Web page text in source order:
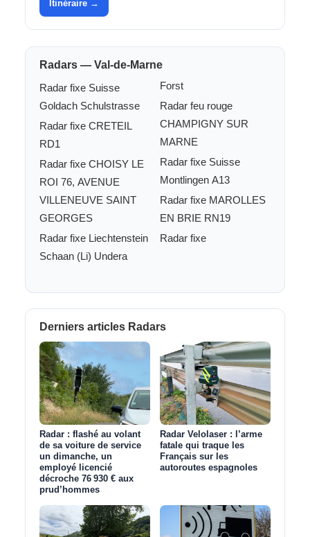
Itinéraire →
Radars — Val-de-Marne
Radar fixe Suisse
Goldach Schulstrasse
Radar fixe CRETEIL
RD1
Radar fixe CHOISY LE
ROI 76, AVENUE
VILLENEUVE SAINT
GEORGES
Radar fixe Liechtenstein
Schaan (Li) Undera
Forst
Radar feu rouge
CHAMPIGNY SUR
MARNE
Radar fixe Suisse
Montlingen A13
Radar fixe MAROLLES
EN BRIE RN19
Radar fixe
Derniers articles Radars
Radar : flashé au volant
de sa voiture de service
un dimanche, un
employé licencié
décroche 76 930 € aux
prud’hommes
Radar Velolaser : l’arme
fatale qui traque les
Français sur les
autoroutes espagnoles